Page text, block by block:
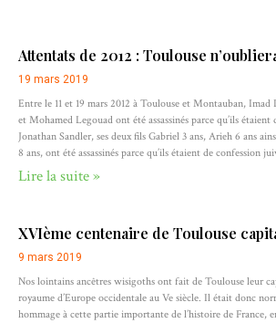
Attentats de 2012 : Toulouse
19 mars 2019
Entre le 11 et 19 mars 2012 à Toulouse et Montauban,
et Mohamed Legouad ont été assassinés parce qu’ils étaient
Jonathan Sandler, ses deux fils Gabriel 3 ans, Arieh 6 ans
8 ans, ont été assassinés parce qu’ils étaient de confession
Lire la suite »
XVIème centenaire de Toulouse
9 mars 2019
Nos lointains ancêtres wisigoths ont fait de Toulouse leur
royaume d’Europe occidentale au Ve siècle. Il était donc
hommage à cette partie importante de l’histoire de France,